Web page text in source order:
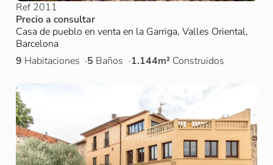
Ref 2011
Precio a consultar
Casa de pueblo en venta en la Garriga, Valles Oriental,
Barcelona
9 Habitaciones 5 Baños 1.144m² Construidos